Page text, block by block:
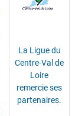
La Ligue du
Centre-Val de
Loire
remercie ses
partenaires.